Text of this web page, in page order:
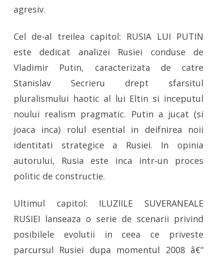
agresiv.
Cel de-al treilea capitol: RUSIA LUI PUTIN
este dedicat analizei Rusiei conduse de
Vladimir Putin, caracterizata de catre
Stanislav Secrieru drept sfarsitul
pluralismului haotic al lui Eltin si inceputul
noului realism pragmatic. Putin a jucat (si
joaca inca) rolul esential in deifnirea noii
identitati strategice a Rusiei. In opinia
autorului, Rusia este inca intr-un proces
politic de constructie.
Ultimul capitol: ILUZIILE SUVERANEALE
RUSIEI lanseaza o serie de scenarii privind
posibilele evolutii in ceea ce priveste
parcursul Rusiei dupa momentul 2008 â€“